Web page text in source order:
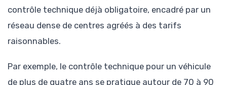
contrôle technique déjà obligatoire, encadré par un
réseau dense de centres agréés à des tarifs
raisonnables.
Par exemple, le contrôle technique pour un véhicule
de plus de quatre ans se pratique autour de 70 à 90